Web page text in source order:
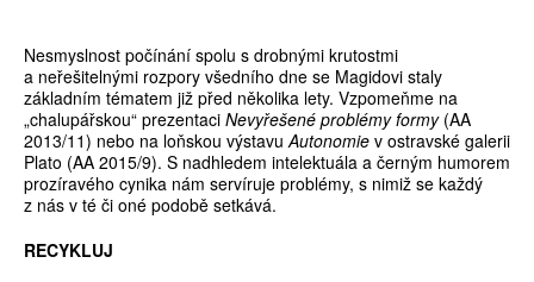
Nesmyslnost počínání spolu s drobnými krutostmi
a neřešitelnými rozpory všedního dne se Magidovi staly
základním tématem již před několika lety. Vzpomeňme na
„chalupářskou“ prezentaci Nevyřešené problémy formy(AA
2013/11) nebo na loňskou výstavuAutonomie v ostravské galerii
Plato (AA 2015/9). S nadhledem intelektuála a černým humorem
prozíravého cynika nám servíruje problémy, s nimiž se každý
z nás v té či oné podobě setkává.
RECYKLUJ